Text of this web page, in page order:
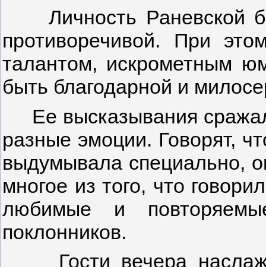
Личность Раневской
противоречивой. При
талантом, искрометным
быть благодарной и
Ее высказывания
разные эмоции. Говорят,
выдумывала специально,
многое из того, что
любимые и
поклонников.
Гости вечера